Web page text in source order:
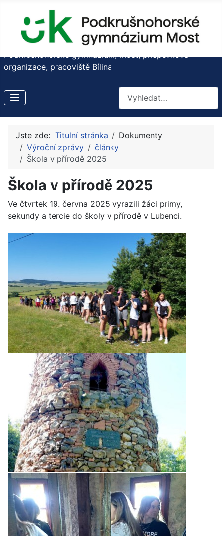
organizace, pracoviště Bílina
Hledat
Jste zde: Titulní stránka
Dokumenty
Výroční zprávy
články
Škola v přírodě 2025
Škola v přírodě 2025
Ve čtvrtek 19. června 2025 vyrazili žáci primy,
sekundy a tercie do školy v přírodě v Lubenci.